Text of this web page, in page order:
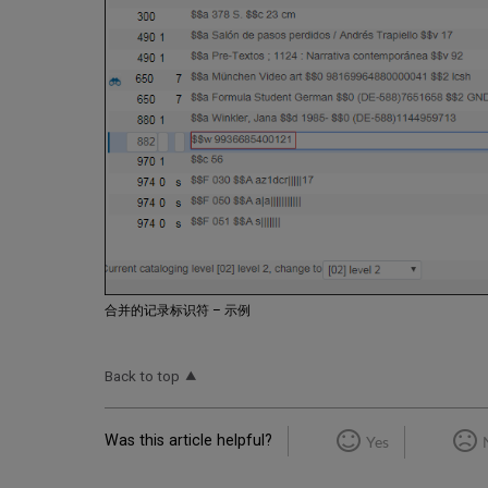
合并的记录标识符 – 示例
Back to top
Was this article helpful? Yes